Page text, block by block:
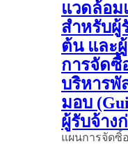
แวดล้อม
สำหรับผู้
ต้น และ
การจัดซื้
บริหารพั
มอบ
ผู้รับจ้าง
แผนการจัดซิ้